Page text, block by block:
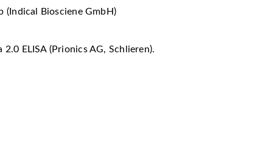
(Indical Biosciene GmbH)
2.0 ELISA (Prionics AG, Schlieren).